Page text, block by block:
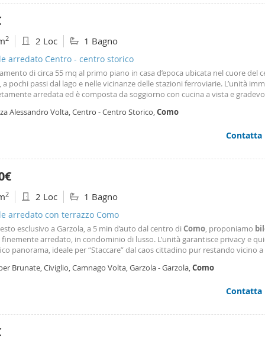
2 2 Loc 1 Bagno
arredato Centro - centro storico
di circa 55 mq al primo piano in casa d’epoca ubicata nel cuore del
a pochi passi dal lago e nelle vicinanze delle stazioni ferroviarie. L’unità
arredata ed è composta da soggiorno con cucina a vista e
è dotata di riscaldamento autonomo. Animali non ammessi. Disponibile
Alessandro Volta, Centro - Centro Storico,Como
Contatta
2 2 Loc 1 Bagno
arredato con terrazzo Como
esclusivo a Garzola, a 5 min d’auto dal centro di Como, proponiamo
arredato, in condominio di lusso. L’unità garantisce privacy e
panorama, ideale per “Staccare” dal caos cittadino pur restando vicino
e asciugatrice, soggiorno
Brunate, Civiglio, Camnago Volta, Garzola - Garzola,Como
Contatta